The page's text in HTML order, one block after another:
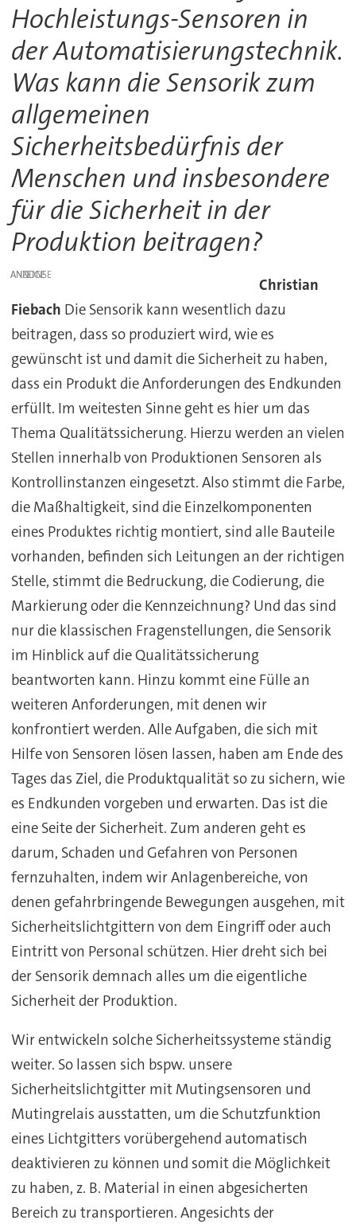
Hochleistungs-Sensoren in
der Automatisierungstechnik.
Was kann die Sensorik zum
allgemeinen
Sicherheitsbedürfnis der
Menschen und insbesondere
für die Sicherheit in der
Produktion beitragen?
ANZEIGE
Christian
Fiebach Die Sensorik kann wesentlich dazu
beitragen, dass so produziert wird, wie es
gewünscht ist und damit die Sicherheit zu haben,
dass ein Produkt die Anforderungen des Endkunden
erfüllt. Im weitesten Sinne geht es hier um das
Thema Qualitätssicherung. Hierzu werden an vielen
Stellen innerhalb von Produktionen Sensoren als
Kontrollinstanzen eingesetzt. Also stimmt die Farbe,
die Maßhaltigkeit, sind die Einzelkomponenten
eines Produktes richtig montiert, sind alle Bauteile
vorhanden, befinden sich Leitungen an der richtigen
Stelle, stimmt die Bedruckung, die Codierung, die
Markierung oder die Kennzeichnung? Und das sind
nur die klassischen Fragenstellungen, die Sensorik
im Hinblick auf die Qualitätssicherung
beantworten kann. Hinzu kommt eine Fülle an
weiteren Anforderungen, mit denen wir
konfrontiert werden. Alle Aufgaben, die sich mit
Hilfe von Sensoren lösen lassen, haben am Ende des
Tages das Ziel, die Produktqualität so zu sichern, wie
es Endkunden vorgeben und erwarten. Das ist die
eine Seite der Sicherheit. Zum anderen geht es
darum, Schaden und Gefahren von Personen
fernzuhalten, indem wir Anlagenbereiche, von
denen gefahrbringende Bewegungen ausgehen, mit
Sicherheitslichtgittern von dem Eingriff oder auch
Eintritt von Personal schützen. Hier dreht sich bei
der Sensorik demnach alles um die eigentliche
Sicherheit der Produktion.
Wir entwickeln solche Sicherheitssysteme ständig
weiter. So lassen sich bspw. unsere
Sicherheitslichtgitter mit Mutingsensoren und
Mutingrelais ausstatten, um die Schutzfunktion
eines Lichtgitters vorübergehend automatisch
deaktivieren zu können und somit die Möglichkeit
zu haben, z. B. Material in einen abgesicherten
Bereich zu transportieren. Angesichts der